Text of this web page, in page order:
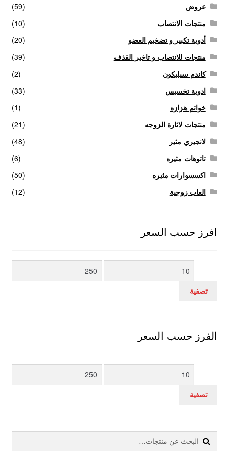
منتجات للانتصاب و تاخير القذف
عروض
(59)
منتجات الانتصاب
(10)
أدوية تكبير و تضخيم العضو
(20)
منتجات للانتصاب و تاخير القذف
(39)
كاندم سيليكون
(2)
ادوية تخسيس
(33)
خواتم هزازه
(1)
منتجات لاثارة الزوجه
(21)
لانجيري مثير
(48)
تاتوهات مثيره
(6)
اكسسوارات مثيره
(50)
العاب زوجية
(12)
افرز حسب السعر
أدنى
أعلى
تصفية
الفرز حسب السعر
أدنى
أعلى
تصفية
البحث
عن:
بحث